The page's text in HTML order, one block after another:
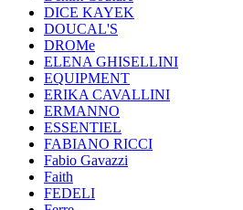
DICE KAYEK
DOUCAL'S
DROMe
ELENA GHISELLINI
EQUIPMENT
ERIKA CAVALLINI
ERMANNO
ESSENTIEL
FABIANO RICCI
Fabio Gavazzi
Faith
FEDELI